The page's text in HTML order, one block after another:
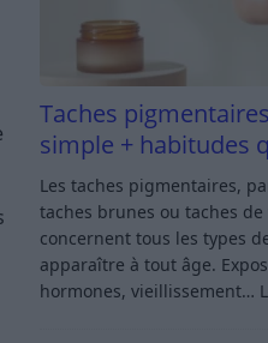
Taches
simple + habitudes
Les taches pigmentaires,
taches brunes ou taches de
concernent tous les types
apparaître à tout âge.
hormones, vieillissement…